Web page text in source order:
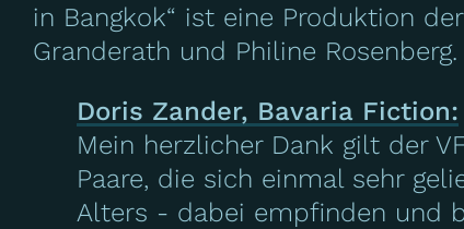
in Bangkok“ ist eine Produktion
Granderath und Philine Rosenberg.
Doris Zander, Bavaria Fiction:
Mein herzlicher Dank gilt der
Paare, die sich einmal sehr
Alters - dabei empfinden und